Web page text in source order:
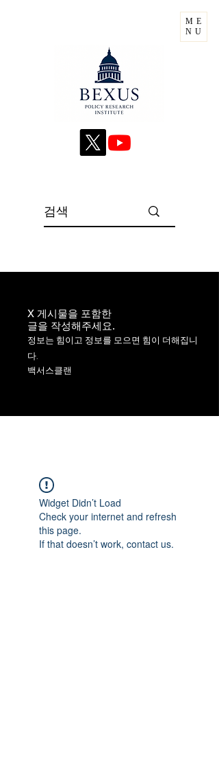
ME
NU
X 게시물을 포함한
​글을 작성해주세요.
정보는 힘이고 정보를 모으면 힘이 더해집니
다.
백서스클랜
Widget Didn’t Load
Check your internet and refresh
this page.
If that doesn’t work, contact us.